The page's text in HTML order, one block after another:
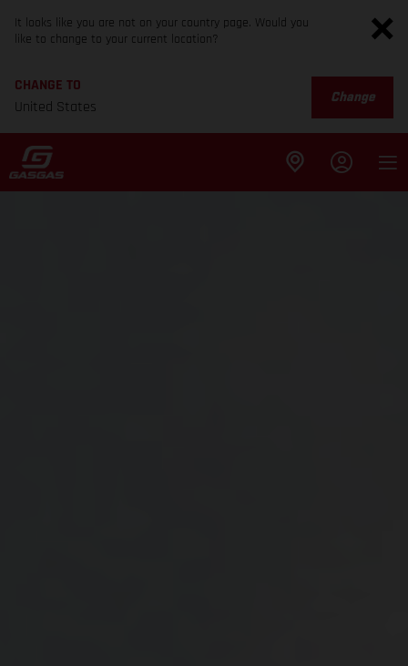
It looks like you are not on your country page. Would you
like to change to your current location?
CHANGE TO
United States
Change